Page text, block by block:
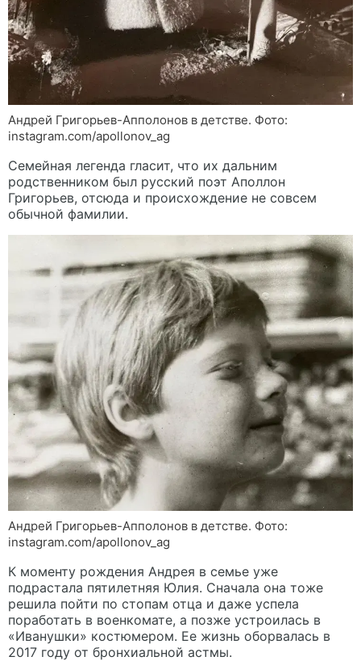
Андрей Григорьев-Апполонов в детстве. Фото:
instagram.com/apollonov_ag
Семейная легенда гласит, что их дальним
родственником был русский поэт Аполлон
Григорьев, отсюда и происхождение не совсем
обычной фамилии.
Андрей Григорьев-Апполонов в детстве. Фото:
instagram.com/apollonov_ag
К моменту рождения Андрея в семье уже
подрастала пятилетняя Юлия. Сначала она тоже
решила пойти по стопам отца и даже успела
поработать в военкомате, а позже устроилась в
«Иванушки» костюмером. Ее жизнь оборвалась в
2017 году от бронхиальной астмы.